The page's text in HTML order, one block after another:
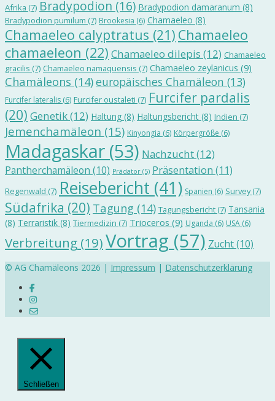
Afrika (7) Bradypodion (16) Bradypodion damaranum (8)
Bradypodion pumilum (7) Brookesia (6) Chamaeleo (8)
Chamaeleo calyptratus (21) Chamaeleo
chamaeleon (22) Chamaeleo dilepis (12) Chamaeleo
gracilis (7) Chamaeleo namaquensis (7) Chamaeleo zeylanicus (9)
Chamäleons (14)europäisches Chamäleon (13)
Furcifer lateralis (6) Furcifer oustaleti (7) Furcifer pardalis
(20) Genetik(12) Haltung (8) Haltungsbericht (8) Indien (7)
Jemenchamäleon (15) Kinyongia (6) Körpergröße (6)
Madagaskar (53) Nachzucht(12)
Pantherchamäleon (10) Prädator (5) Präsentation (11)
Regenwald (7) Reisebericht (41) Spanien (6) Survey(7)
Südafrika (20) Tagung (14) Tagungsbericht (7) Tansania
(8) Terraristik (8) Tiermedizin (7) Trioceros (9) Uganda (6) USA (6)
Verbreitung (19)Vortrag (57) Zucht(10)
© AG Chamäleons 2026 | Impressum | Datenschutzerklärung
Schließen